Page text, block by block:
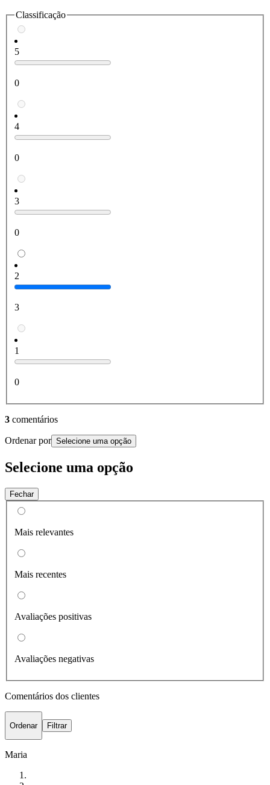
Classificação
5
0
4
0
3
0
2
3
1
0
3 comentários
Ordenar por Selecione uma opção
Selecione uma opção
Fechar
Mais relevantes
Mais recentes
Avaliações positivas
Avaliações negativas
Comentários dos clientes
Ordenar Filtrar
Maria